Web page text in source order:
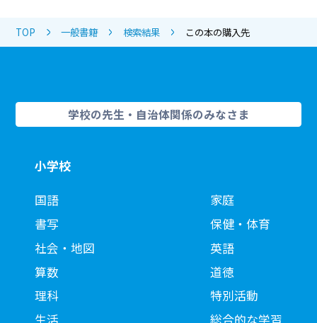
TOP 一般書籍 検索結果 この本の購入先
学校の先生・自治体関係のみなさま
小学校
国語
書写
社会・地図
算数
理科
家庭
保健・体育
英語
道徳
特別活動